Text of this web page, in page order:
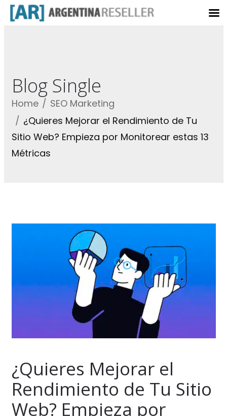
Blog Single
Home
SEO Marketing
¿Quieres Mejorar el Rendimiento de Tu
Sitio Web? Empieza por Monitorear estas 13
Métricas
¿Quieres Mejorar el
Rendimiento de Tu Sitio
Web? Empieza por